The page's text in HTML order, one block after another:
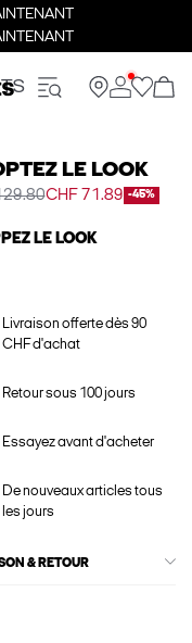
LE LOOK
CHF 71.89 -45%
LE LOOK
Livraison offerte dès 90
CHF d'achat
Retour sous 100 jours
Essayez avant d'acheter
De nouveaux articles tous
les jours
& RETOUR